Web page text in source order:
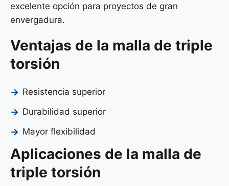
excelente opción para proyectos de gran
envergadura.
Ventajas de la malla de triple
torsión
Resistencia superior
Durabilidad superior
Mayor flexibilidad
Aplicaciones de la malla de
triple torsión